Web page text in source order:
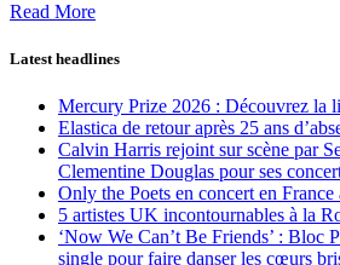
Read More
Latest headlines
Mercury Prize 2026 : Découvrez la
Elastica de retour après 25 ans
Calvin Harris rejoint sur scène par
Clementine Douglas pour ses
Only the Poets en concert en France
5 artistes UK incontournables à la
‘Now We Can’t Be Friends’ : Bloc
single pour faire danser les cœurs